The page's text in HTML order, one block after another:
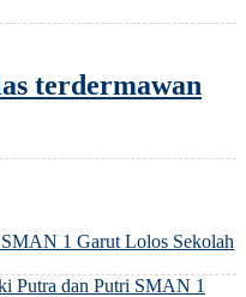
terdermawan
1 Garut Lolos Sekolah
Putra dan Putri SMAN 1